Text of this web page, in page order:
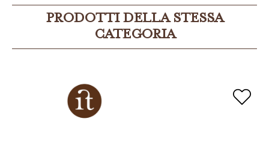
PRODOTTI DELLA STESSA
CATEGORIA